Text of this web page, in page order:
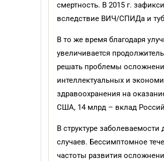
смертность. В 2015 г.
вследствие ВИЧ/СПИДа и
В то же время благодаря
увеличивается
решать проблемы
интеллектуальных и
здравоохранения на
США, 14 млрд – вклад
В структуре
случаев. Бессимптомное
частоты развития